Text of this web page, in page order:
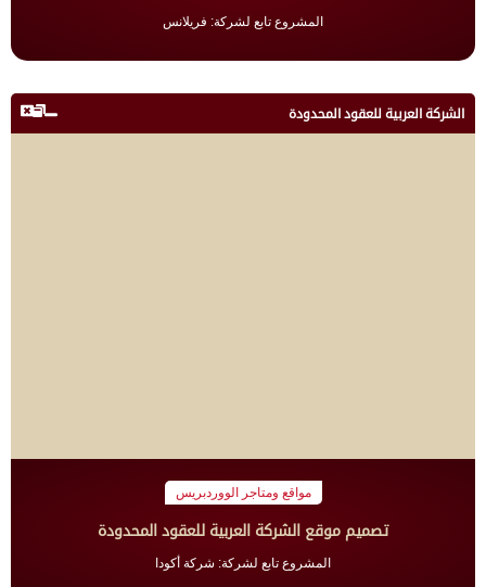
المشروع تابع لشركة: فريلانس
الشركة العربية للعقود المحدودة
مواقع ومتاجر الووردبريس
تصميم موقع الشركة العربية للعقود المحدودة
المشروع تابع لشركة: شركة أكودا